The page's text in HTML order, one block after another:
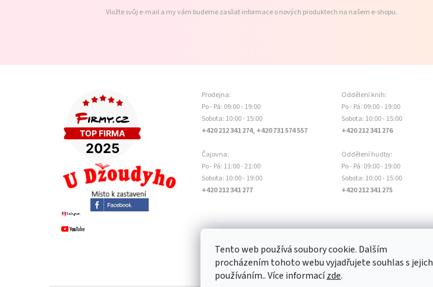
Tento web používá soubory cookie. Dalším
procházením tohoto webu vyjadřujete souhlas s jejich
používáním.. Více informacízde.
Vložte svůj e-mail a my vám budeme zasílat informace o nových produktech na našem e-shopu.
Prodejna:
Po - Pá: 09:00 - 19:00
Sobota: 10:00 - 15:00
+420 212 341 274, +420 731 574 557
Čajovna:
Po - Pá: 11:00 - 21:00
Sobota: 10:00 - 19:00
+420 212 341 277
Oddělení knih:
Po - Pá: 09:00 - 19:00
Sobota: 10:00 - 15:00
+420 212 341 276
Oddělení hudby:
Po - Pá: 09:00 - 19:00
Sobota: 10:00 - 15:00
+420 212 341 275